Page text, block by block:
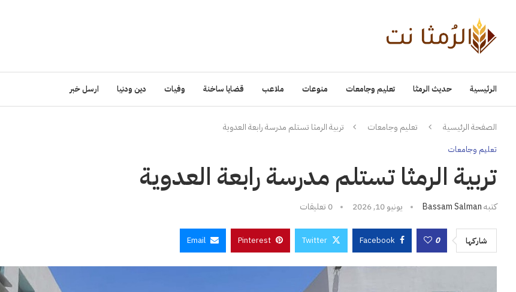
الرئيسية حديث الرمثا تعليم وجامعات منوعات ملاعب قضايا ساخنة وفيات دين ودنيا ارسل خبر
الصفحة الرئيسية تعليم وجامعات تربية الرمثا تستلم مدرسة رابعة العدوية
تعليم وجامعات
تربية الرمثا تستلم مدرسة رابعة العدوية
كتبهBassam Salman يونيو 10, 2026 0 تعليقات
شاركها 0
Facebook
Twitter
Pinterest
Email